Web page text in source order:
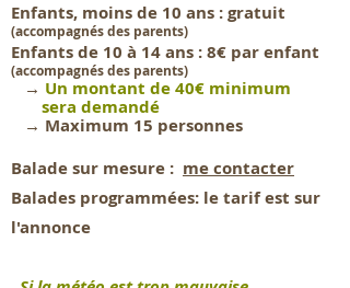
Enfants, moins de 10 ans : gratuit
(accompagnés des parents)
Enfants de 10 à 14 ans : 8€ par enfant
(accompagnés des parents)
→ Un montant de 40€ minimum
sera demandé
→ Maximum 15 personnes
Balade sur mesure : me contacter
Balades programmées: le tarif est sur
l'annonce